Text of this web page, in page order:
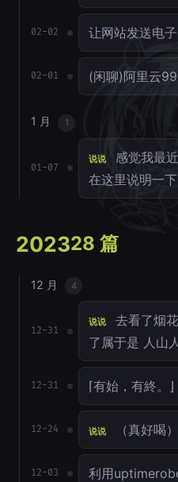
02-02 让网站发送电
02-01 (闲聊)阿里云
1 月 1
01-07
说说
感觉我最
在这里说明一
202328 篇
12 月 4
12-31
说说
去看了烟
了属于是 人山
12-31 ⌈有始，有終。
12-24 说说 （真好喝
12-03 利用